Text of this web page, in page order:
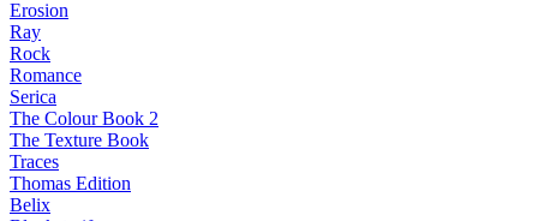
Erosion
Ray
Rock
Romance
Serica
The Colour Book 2
The Texture Book
Traces
Thomas Edition
Belix